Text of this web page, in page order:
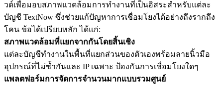
วด์เพื่อมอบสภาพแวดล้อมการทำงานที่เป็นอิสระสำหรับแต่ละ
บัญชี TextNow ซึ่งช่วยแก้ปัญหาการเชื่อมโยงได้อย่างถึงรากถึง
โคน ข้อได้เปรียบหลัก ได้แก่:
สภาพแวดล้อมที่แยกจากกันโดยสิ้นเชิง
แต่ละบัญชีทำงานในพื้นที่แยกส่วนของตัวเองพร้อมลายนิ้วมือ
อุปกรณ์ที่ไม่ซ้ำกันและ IP เฉพาะ ป้องกันการเชื่อมโยงใดๆ
แพลตฟอร์มการจัดการจำนวนมากแบบรวมศูนย์